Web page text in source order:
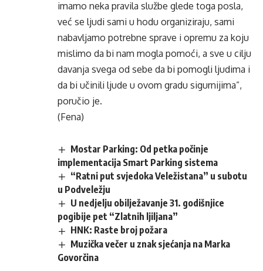
imamo neka pravila službe glede toga posla,
već se ljudi sami u hodu organiziraju, sami
nabavljamo potrebne sprave i opremu za koju
mislimo da bi nam mogla pomoći, a sve u cilju
davanja svega od sebe da bi pomogli ljudima i
da bi učinili ljude u ovom gradu sigurnijima”,
poručio je.
(Fena)
Mostar Parking: Od petka počinje
implementacija Smart Parking sistema
“Ratni put svjedoka Veležistana” u subotu
u Podveležju
U nedjelju obilježavanje 31. godišnjice
pogibije pet “Zlatnih ljiljana”
HNK: Raste broj požara
Muzička večer u znak sjećanja na Marka
Govorčina